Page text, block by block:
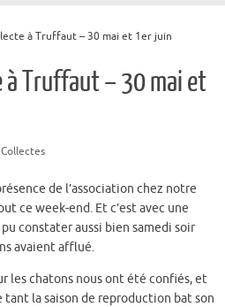
à Truffaut – 30 mai et 1er juin
à Truffaut – 30 mai et
Collectes
de l’association chez notre
ce week-end. Et c’est avec une
constater aussi bien samedi soir
avaient afflué.
les chatons nous ont été confiés, et
tant la saison de reproduction bat son